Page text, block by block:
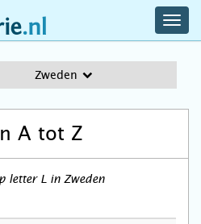
Zweden
A tot Z
letter L in Zweden